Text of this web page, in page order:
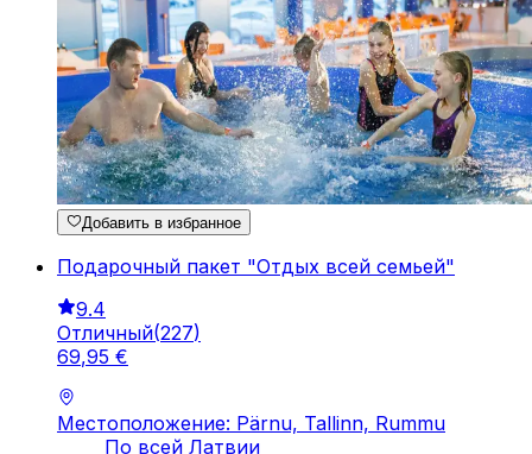
Добавить в избранное
Подарочный пакет "Отдых всей семьей"
9.4
Отличный(227)
69,95 €
Местоположение: Pärnu, Tallinn, Rummu
По всей Латвии